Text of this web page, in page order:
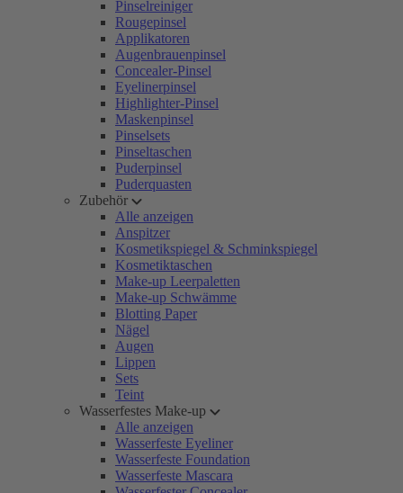
Pinselreiniger
Rougepinsel
Applikatoren
Augenbrauenpinsel
Concealer-Pinsel
Eyelinerpinsel
Highlighter-Pinsel
Maskenpinsel
Pinselsets
Pinseltaschen
Puderpinsel
Puderquasten
Zubehör
Alle anzeigen
Anspitzer
Kosmetikspiegel & Schminkspiegel
Kosmetiktaschen
Make-up Leerpaletten
Make-up Schwämme
Blotting Paper
Nägel
Augen
Lippen
Sets
Teint
Wasserfestes Make-up
Alle anzeigen
Wasserfeste Eyeliner
Wasserfeste Foundation
Wasserfeste Mascara